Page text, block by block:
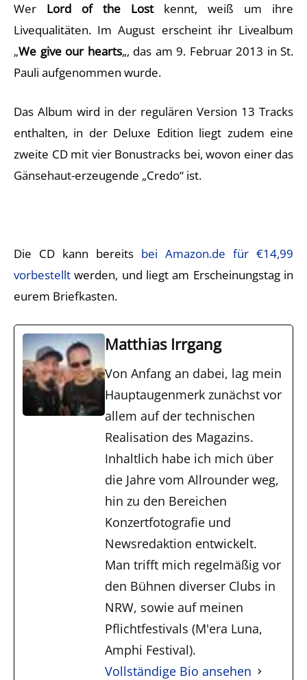
Wer Lord of the Lostkennt, weiß um ihre
Livequalitäten. Im August erscheint ihr Livealbum
„We give our hearts„, das am 9. Februar 2013 in St.
Pauli aufgenommen wurde.
Das Album wird in der regulären Version 13 Tracks
enthalten, in der Deluxe Edition liegt zudem eine
zweite CD mit vier Bonustracks bei, wovon einer das
Gänsehaut-erzeugende „Credo“ ist.
Die CD kann bereits bei Amazon.de für €14,99
vorbestellt werden, und liegt am Erscheinungstag in
eurem Briefkasten.
Matthias Irrgang
Von Anfang an dabei, lag mein
Hauptaugenmerk zunächst vor
allem auf der technischen
Realisation des Magazins.
Inhaltlich habe ich mich über
die Jahre vom Allrounder weg,
hin zu den Bereichen
Konzertfotografie und
Newsredaktion entwickelt.
Man trifft mich regelmäßig vor
den Bühnen diverser Clubs in
NRW, sowie auf meinen
Pflichtfestivals (M'era Luna,
Amphi Festival).
Vollständige Bio ansehen